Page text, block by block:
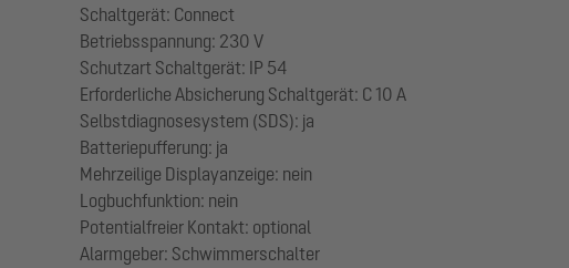
Schaltgerät: Connect
Betriebsspannung: 230 V
Schutzart Schaltgerät: IP 54
Erforderliche Absicherung Schaltgerät: C 10 A
Selbstdiagnosesystem (SDS): ja
Batteriepufferung: ja
Mehrzeilige Displayanzeige: nein
Logbuchfunktion: nein
Potentialfreier Kontakt: optional
Alarmgeber: Schwimmerschalter